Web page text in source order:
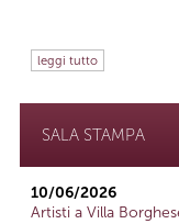
leggi tutto
SALA STAMPA
10/06/2026
Artisti a Villa